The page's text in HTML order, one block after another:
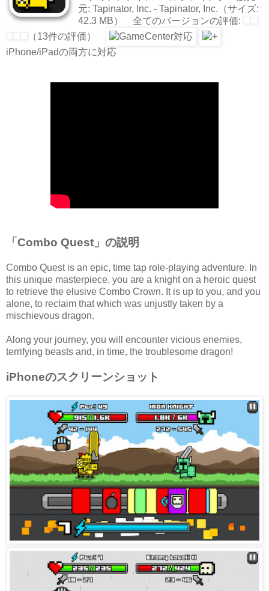
元: Tapinator, Inc. - Tapinator, Inc.（サイズ:
42.3 MB） 全てのバージョンの評価:
（13件の評価）
iPhone/iPadの両方に対応
「Combo Quest」の説明
Combo Quest is an epic, time tap role-playing adventure. In
this unique masterpiece, you are a knight on a heroic quest
to retrieve the elusive Combo Crown. It is up to you, and you
alone, to reclaim that which was unjustly taken by a
mischievous dragon.
Along your journey, you will encounter vicious enemies,
terrifying beasts and, in time, the troublesome dragon!
iPhoneのスクリーンショット